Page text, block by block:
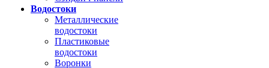
Водостоки
Металлические
водостоки
Пластиковые
водостоки
Воронки